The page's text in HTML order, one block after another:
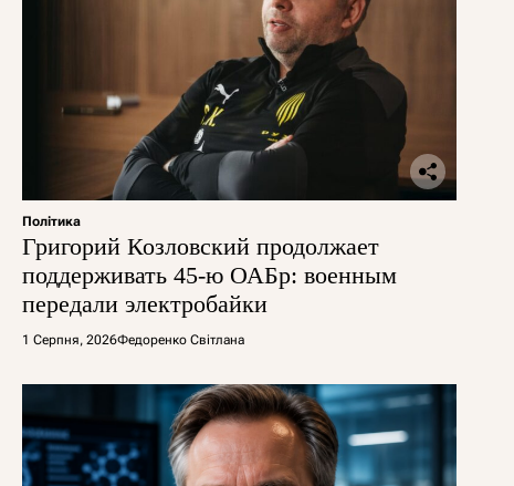
Політика
Григорий Козловский продолжает
поддерживать 45-ю ОАБр: военным
передали электробайки
1 Серпня, 2026Федоренко Світлана